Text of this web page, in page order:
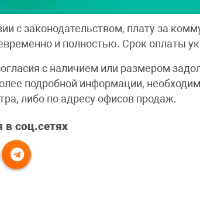
с законодательством, плату за
и полностью. Срок оплаты
с наличием или размером
подробной информации,
либо по адресу офисов продаж.
в соц.сетях